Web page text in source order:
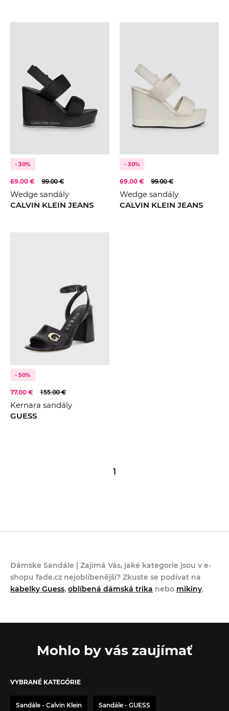
- 30%
69.00 € 99.00 €
Wedge sandály
CALVIN KLEIN JEANS
- 30%
69.00 € 99.00 €
Wedge sandály
CALVIN KLEIN JEANS
- 50%
77.00 € 155.00 €
Kernara sandály
GUESS
1
Dámske Sandále | Zajímá Vás, jaké kategorie jsou v e-
shopu fade.cz nejoblíbenější? Zkuste se podívat na
kabelky Guess, oblíbená dámská trika nebo mikiny.
Mohlo by vás zaujímať
VYBRANÉ KATEGÓRIE
Sandále - Calvin Klein Sandále - GUESS